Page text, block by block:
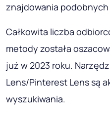
Znaczenie
jakości